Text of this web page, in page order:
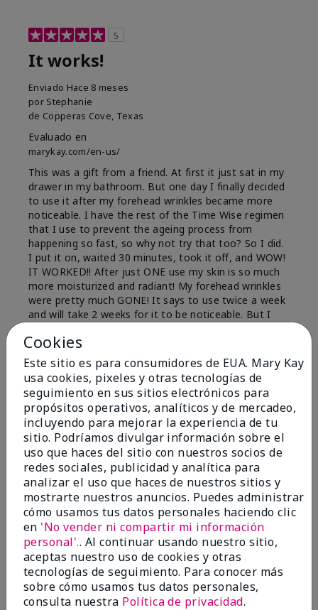
5
It works!
Enviado Hace 8 meses
por Stephanie
de Copperas Cove, Texas
Evaluado en
marykay.com/en-us/
This was a gift from a friend. At first it just sat in my
drawer in my bathroom. But one day I finally decided
to use it after my forehead wrinkles became more
noticeable. I have the rest of the Time Wise regimen
that I use to prevent the ageing process from
happening so fast, so why not try that too? So I did.
I put it on, waited 30 minutes, took it off, and WOW!
IT WORKED!! After just ONE use my skin is so much
more moisturized and radiant! My forehead wrinkles
were pretty much GONE! It says to use twice a week
and will take 2 weeks for it to be noticeable. But I
have used it once every 2 weeks and love the results!
I didn't realize how expensive it was since I received
it as a gift, but now that I know, it is still worth it, if
you can afford it. I myself, cannot, but there are
other places to buy it a little cheaper like e-bay,
postmarked, or whatnot. So I will be purchasing
somewhere for sure!
Mostrar Traducción
Conclusión Sí, recomendaría a un amigo
¿Le ha resultado útil esta
opinión?
33 4
Marcar esta opinión
Cookies
Este sitio es para consumidores de EUA. Mary Kay
usa cookies, pixeles y otras tecnologías de
seguimiento en sus sitios electrónicos para
propósitos operativos, analíticos y de mercadeo,
incluyendo para mejorar la experiencia de tu
sitio. Podríamos divulgar información sobre el
uso que haces del sitio con nuestros socios de
redes sociales, publicidad y analítica para
analizar el uso que haces de nuestros sitios y
mostrarte nuestros anuncios. Puedes administrar
cómo usamos tus datos personales haciendo clic
en 'No vender ni compartir mi información
personal'.. Al continuar usando nuestro sitio,
aceptas nuestro uso de cookies y otras
tecnologías de seguimiento. Para conocer más
sobre cómo usamos tus datos personales,
consulta nuestra Política de privacidad.